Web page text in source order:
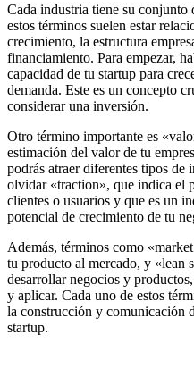
Cada industria tiene su conjunto
estos términos suelen estar
crecimiento, la estructura
financiamiento. Para empezar,
capacidad de tu startup para
demanda. Este es un concepto
considerar una inversión.
Otro término importante es
estimación del valor de tu
podrás atraer diferentes tipos de
olvidar «traction», que indica el
clientes o usuarios y que es un
potencial de crecimiento de tu
Además, términos como
tu producto al mercado, y «lean
desarrollar negocios y
y aplicar. Cada uno de estos
la construcción y comunicación
startup.